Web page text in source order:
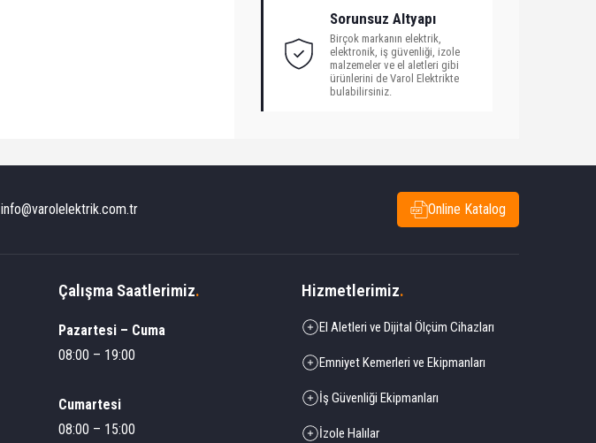
Sorunsuz Altyapı
Birçok markanın elektrik,
elektronik, iş güvenliği, izole
malzemeler ve el aletleri gibi
ürünlerini de Varol Elektrikte
bulabilirsiniz.
info@varolelektrik.com.tr Online Katalog
Çalışma Saatlerimiz.
Pazartesi – Cuma
08:00 – 19:00
Cumartesi
08:00 – 15:00
Hizmetlerimiz.
El Aletleri ve Dijital Ölçüm Cihazları
Emniyet Kemerleri ve Ekipmanları
İş Güvenliği Ekipmanları
İzole Halılar